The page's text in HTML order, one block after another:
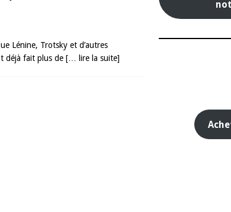
Lénine, Trotsky et d’autres
déjà fait plus de [… lire la suite]